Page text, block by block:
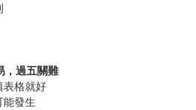
過五關難
表格就好
能發生